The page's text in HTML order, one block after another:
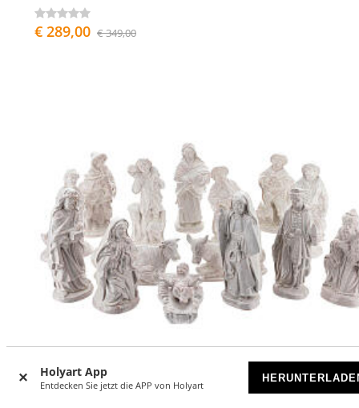
Holyart App
Entdecken Sie jetzt die APP von Holyart
€ 289,00 € 349,00